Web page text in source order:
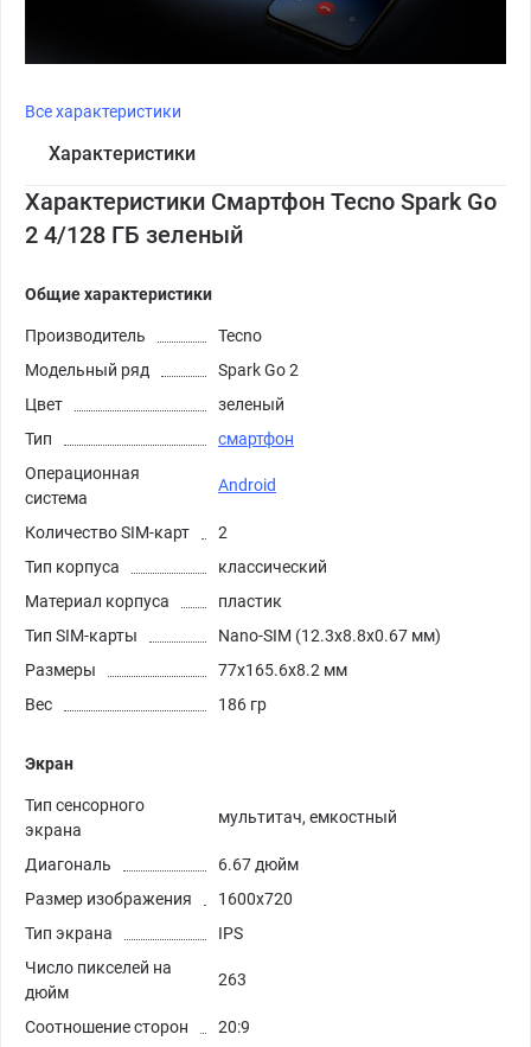
Все характеристики
Характеристики
Характеристики Смартфон Tecno Spark Go
2 4/128 ГБ зеленый
Общие характеристики
Производитель
Tecno
Модельный ряд
Spark Go 2
Цвет
зеленый
Тип
смартфон
Операционная
система
Android
Количество SIM-карт
2
Тип корпуса
классический
Материал корпуса
пластик
Тип SIM-карты
Nano-SIM (12.3x8.8x0.67 мм)
Размеры
77x165.6x8.2 мм
Вес
186 гр
Экран
Тип сенсорного
экрана
мультитач, емкостный
Диагональ
6.67 дюйм
Размер изображения
1600x720
Тип экрана
IPS
Число пикселей на
дюйм
263
Соотношение сторон
20:9